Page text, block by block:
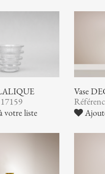
votre liste
Vase